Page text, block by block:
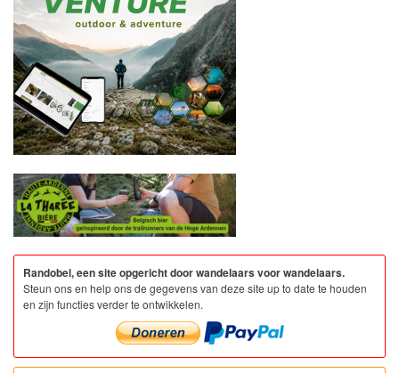
Randobel, een site opgericht door wandelaars voor wandelaars.
Steun ons en help ons de gegevens van deze site up to date te houden
en zijn functies verder te ontwikkelen.